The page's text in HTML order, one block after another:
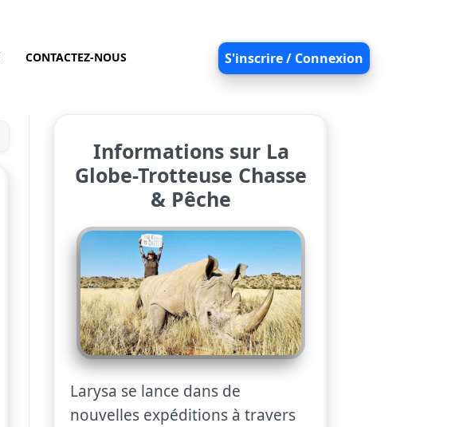
CONTACTEZ-NOUS S'inscrire / Connexion
Informations sur La
Globe-Trotteuse Chasse
& Pêche
Larysa se lance dans de
nouvelles expéditions à travers